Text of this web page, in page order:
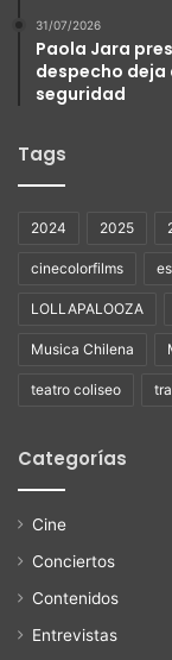
31/07/2026
Paola Jara
despecho deja
seguridad
Tags
2024 2025
cinecolorfilms
LOLLAPALOOZA
Musica Chilena
teatro coliseo
Categorías
Cine
Conciertos
Contenidos
Entrevistas